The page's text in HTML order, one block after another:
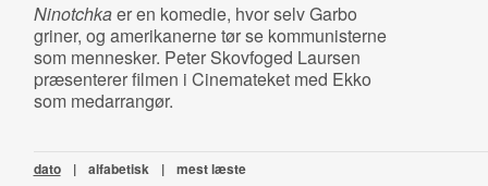
Ninotchkaer en komedie, hvor selv Garbo
griner, og amerikanerne tør se kommunisterne
som mennesker. Peter Skovfoged Laursen
præsenterer filmen i Cinemateket med Ekko
som medarrangør.
dato | alfabetisk | mest læste